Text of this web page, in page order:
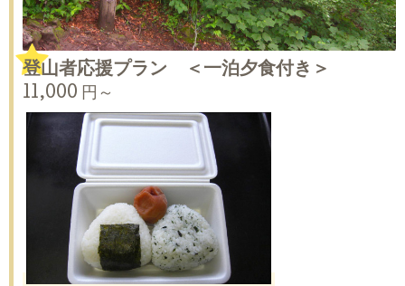
登山者応援プラン ＜一泊夕食付き＞
11,000 円～